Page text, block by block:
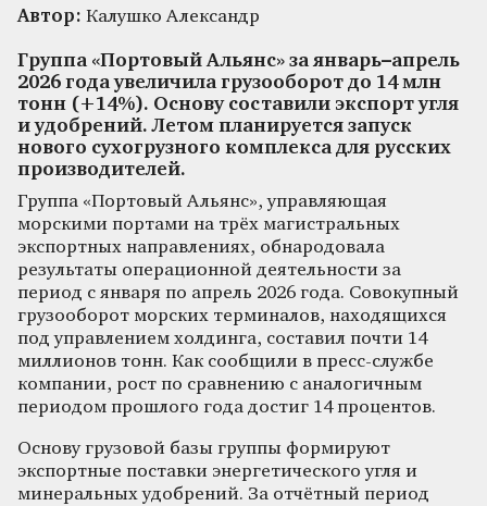
Автор: Калушко Александр
Группа «Портовый Альянс» за январь–апрель
2026 года увеличила грузооборот до 14 млн
тонн (+14%). Основу составили экспорт угля
и удобрений. Летом планируется запуск
нового сухогрузного комплекса для русских
производителей.
Группа «Портовый Альянс», управляющая
морскими портами на трёх магистральных
экспортных направлениях, обнародовала
результаты операционной деятельности за
период с января по апрель 2026 года. Совокупный
грузооборот морских терминалов, находящихся
под управлением холдинга, составил почти 14
миллионов тонн. Как сообщили в пресс-службе
компании, рост по сравнению с аналогичным
периодом прошлого года достиг 14 процентов.
Основу грузовой базы группы формируют
экспортные поставки энергетического угля и
минеральных удобрений. За отчётный период